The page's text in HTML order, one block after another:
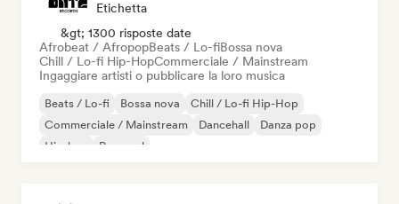
Etichetta
&gt; 1300 risposte date
Afrobeat / AfropopBeats / Lo-fiBossa nova
Chill / Lo-fi Hip-HopCommerciale / Mainstream
Ingaggiare artisti o pubblicare la loro musica
Beats / Lo-fi Bossa nova
Chill / Lo-fi Hip-Hop
Commerciale / Mainstream
Dancehall
Danza pop
Hip-hop
Pop soul